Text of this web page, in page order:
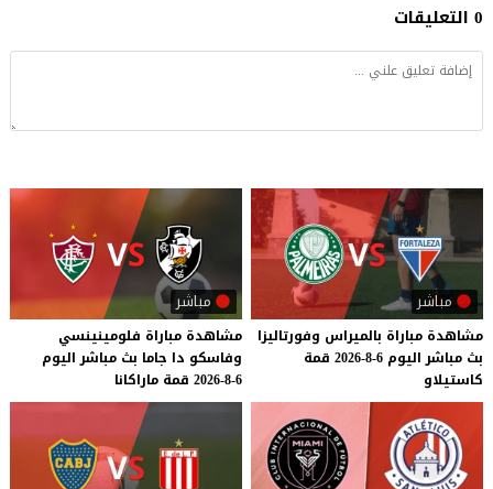
0 التعليقات
مباشر
مشاهدة مباراة بالميراس وفورتاليزا
بث مباشر اليوم 6-8-2026
قمة
كاستيلاو
مباشر
مشاهدة مباراة فلومينينسي
وفاسكو دا جاما بث مباشر اليوم
6-8-2026
قمة ماراكانا